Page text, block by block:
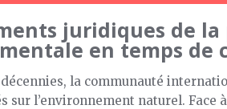
juridiques de
en temps de
la communauté
sur l’environnement naturel. Face